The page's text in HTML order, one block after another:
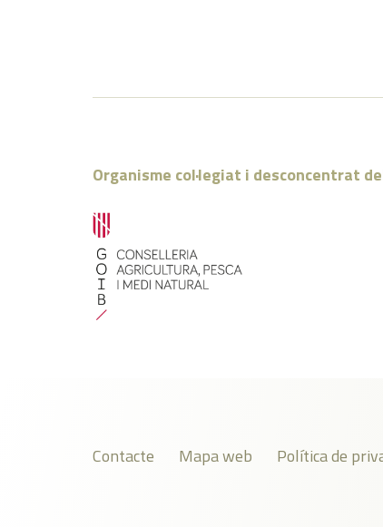
Organisme col·legiat i desconcentrat
Contacte Mapa web Política de